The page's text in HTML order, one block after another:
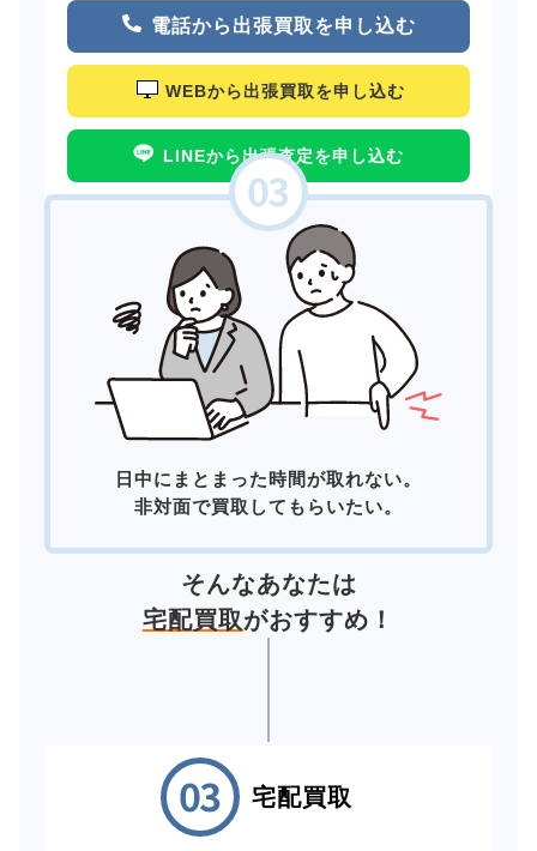
電話から出張買取を申し込む
WEBから出張買取を申し込む
LINEから出張査定を申し込む
日中にまとまった時間が取れない。
非対面で買取してもらいたい。
そんなあなたは
宅配買取がおすすめ！
宅配買取